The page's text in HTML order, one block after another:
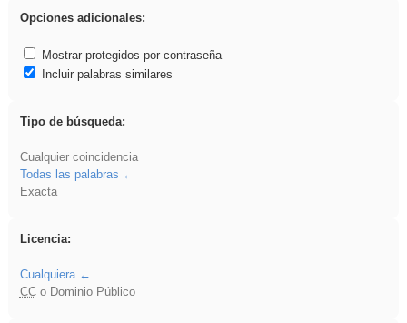
Opciones adicionales:
Mostrar protegidos por contraseña
Incluir palabras similares
Tipo de búsqueda:
Cualquier coincidencia
Todas las palabras
Exacta
Licencia:
Cualquiera
CCo Dominio Público